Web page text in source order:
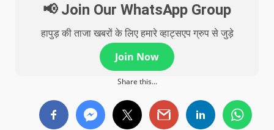
📢 Join Our WhatsApp Group
हापुड़ की ताजा खबरों के लिए हमारे व्हाट्सएप ग्रुप से जुड़े
Join Now
Share this...